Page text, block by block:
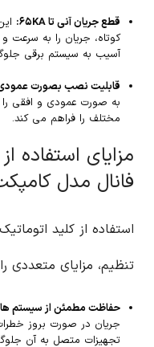
قطع جریان آنی تا ۶۵KA:
آسیب به سیستم برقی
قابلیت نصب بصورت
به صورت عمودی و افقی
مختلف را فراهم می کند.
مزایای استفاده
فانال مدل
استفاده از کلید
تنظیم، مزایای متعددی
حفاظت مطمئن از سیستم
جریان در صورت بروز
تجهیزات متصل به آن